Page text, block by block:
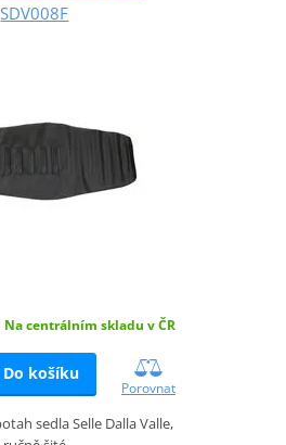
SDV008F
Na centrálním skladu v ČR
Do košíku
Porovnat
sedla Selle Dalla Valle,